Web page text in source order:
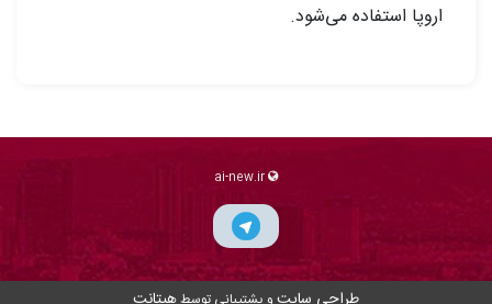
اروپا استفاده می‌شود.
و پشتیبانی توسط